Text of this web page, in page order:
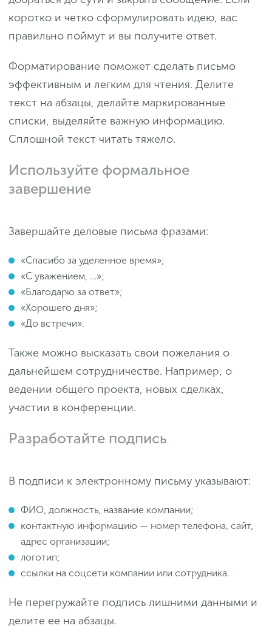
коротко и четко сформулировать идею, вас
правильно поймут и вы получите ответ.
Форматирование поможет сделать письмо
эффективным и легким для чтения. Делите
текст на абзацы, делайте маркированные
списки, выделяйте важную информацию.
Сплошной текст читать тяжело.
Используйте формальное
завершение
Завершайте деловые письма фразами:
«Спасибо за уделенное время»;
«С уважением, …»;
«Благодарю за ответ»;
«Хорошего дня»;
«До встречи».
Также можно высказать свои пожелания о
дальнейшем сотрудничестве. Например, о
ведении общего проекта, новых сделках,
участии в конференции.
Разработайте подпись
В подписи к электронному письму указывают:
ФИО, должность, название компании;
контактную информацию — номер телефона, сайт,
адрес организации;
логотип;
ссылки на соцсети компании или сотрудника.
Не перегружайте подпись лишними данными и
делите ее на абзацы.